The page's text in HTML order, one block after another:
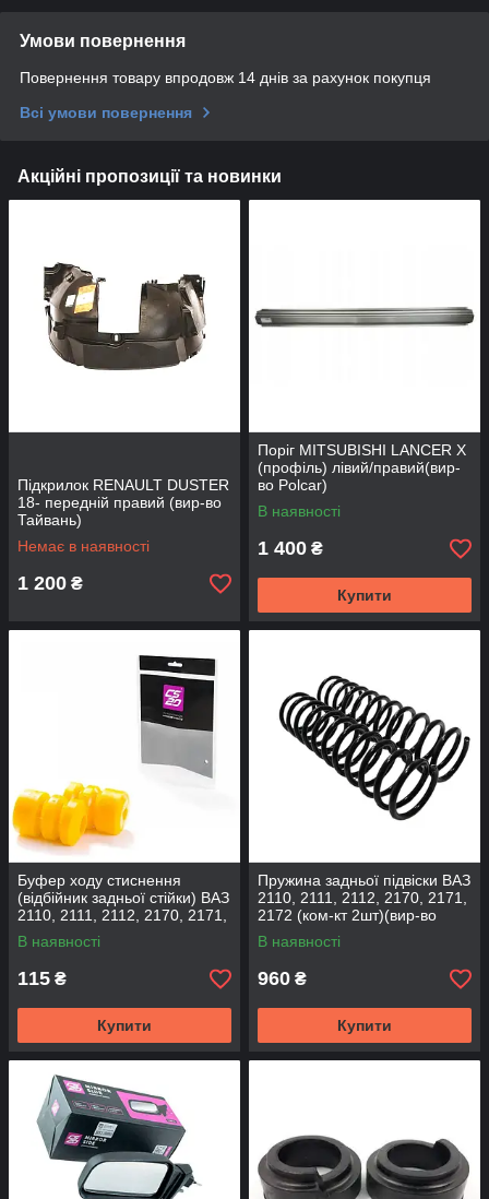
Умови повернення
Повернення товару впродовж 14 днів за рахунок покупця
Всі умови повернення
Акційні пропозиції та новинки
Підкрилок RENAULT DUSTER
18- передній правий (вир-во
Тайвань)
Немає в наявності
1 200 ₴
Поріг MITSUBISHI LANCER Х
(профіль) лівий/правий(вир-
во Polcar)
В наявності
1 400 ₴
Купити
Буфер ходу стиснення
(відбійник задньої стійки) ВАЗ
2110, 2111, 2112, 2170, 2171,
2172 (2шт) (вир-во CS-20
В наявності
115 ₴
Купити
Пружина задньої підвіски ВАЗ
2110, 2111, 2112, 2170, 2171,
2172 (ком-кт 2шт)(вир-во
SKADI)
В наявності
960 ₴
Купити